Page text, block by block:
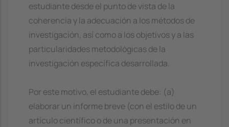
estudiante desde el punto de vista de la
coherencia y la adecuación a los métodos de
investigación, así como a los objetivos y a las
particularidades metodológicas de la
investigación específica desarrollada.
Por este motivo, el estudiante debe: (a)
elaborar un informe breve (con el estilo de un
artículo científico o de una presentación en